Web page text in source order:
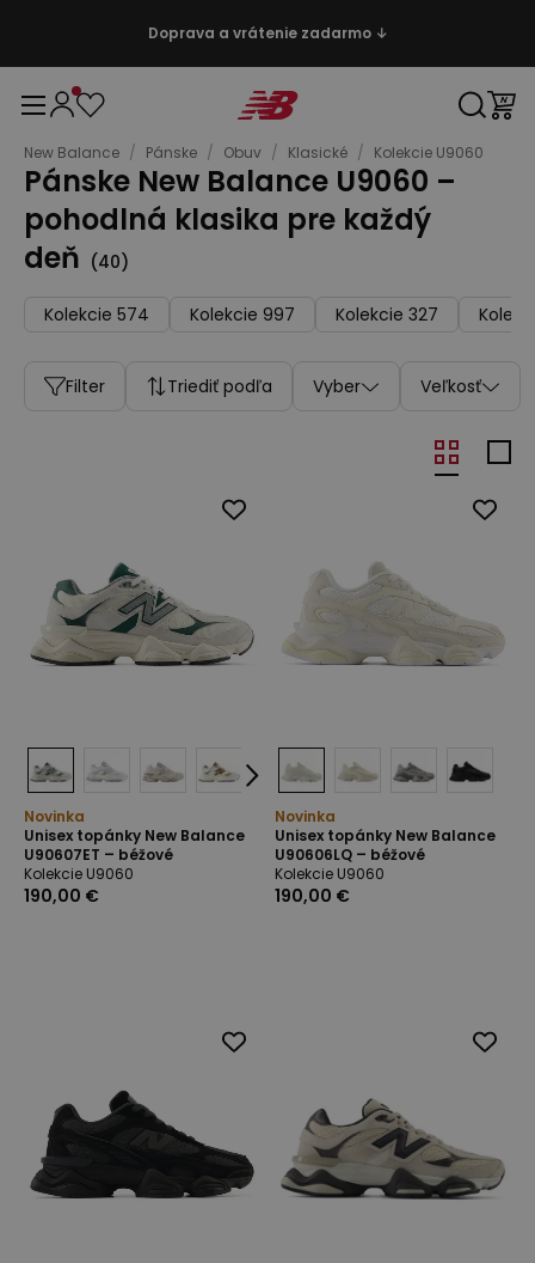
Doprava a vrátenie zadarmo ↓
New Balance / Pánske / Obuv / Klasické / Kolekcie U9060
Pánske New Balance U9060 –
pohodlná klasika pre každý
deň (40)
Kolekcie 574 Kolekcie 997 Kolekcie 327
Filter Triediť podľa Vyber Veľkosť
Novinka
Unisex topánky New Balance
U90607ET – béžové
Kolekcie U9060
190,00 €
Novinka
Unisex topánky New Balance
U90606LQ – béžové
Kolekcie U9060
190,00 €